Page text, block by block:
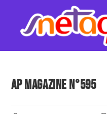
AP MAGAZINE N°595